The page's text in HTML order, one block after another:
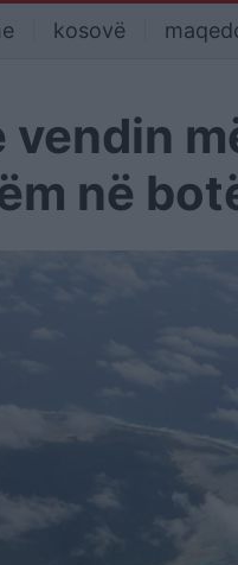
kosovë
vendin
në